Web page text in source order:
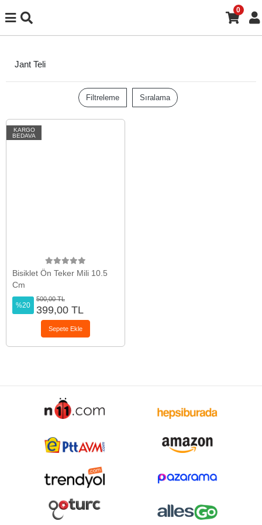
0
Jant Teli
Filtreleme Sıralama
KARGO
BEDAVA
Bisiklet Ön Teker Mili 10.5
Cm
%20
500,00 TL
399,00 TL
Sepete Ekle